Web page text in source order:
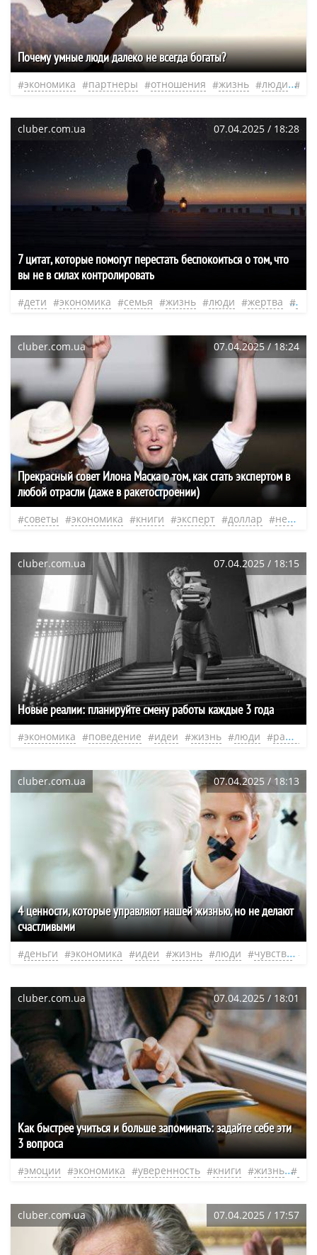
Почему умные люди далеко не всегда богаты?
экономика партнеры отношения жизнь люди
cluber.com.ua 07.04.2025 / 18:28
7 цитат, которые помогут перестать беспокоиться о том, что
вы не в силах контролировать
дети экономика семья жизнь люди жертва нео
cluber.com.ua 07.04.2025 / 18:24
Прекрасный совет Илона Маска о том, как стать экспертом в
любой отрасли (даже в ракетостроении)
советы экономика книги эксперт доллар нео
cluber.com.ua 07.04.2025 / 18:15
Новые реалии: планируйте смену работы каждые 3 года
экономика поведение идеи жизнь люди работодатель
cluber.com.ua 07.04.2025 / 18:13
4 ценности, которые управляют нашей жизнью, но не делают
счастливыми
деньги экономика идеи жизнь люди чувства
cluber.com.ua 07.04.2025 / 18:01
Как быстрее учиться и больше запоминать: задайте себе эти
3 вопроса
эмоции экономика уверенность книги жизнь
cluber.com.ua 07.04.2025 / 17:57